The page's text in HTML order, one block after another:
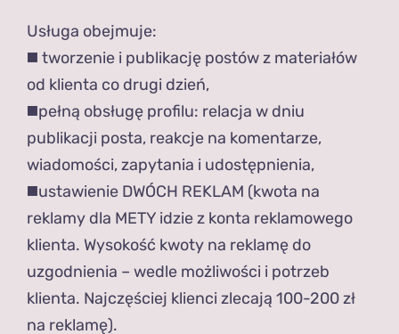
Usługa obejmuje:
◼️ tworzenie i publikację postów z materiałów
od klienta co drugi dzień,
◼️pełną obsługę profilu: relacja w dniu
publikacji posta, reakcje na komentarze,
wiadomości, zapytania i udostępnienia,
◼️ustawienie DWÓCH REKLAM (kwota na
reklamy dla METY idzie z konta reklamowego
klienta. Wysokość kwoty na reklamę do
uzgodnienia – wedle możliwości i potrzeb
klienta. Najczęściej klienci zlecają 100-200 zł
na reklamę).